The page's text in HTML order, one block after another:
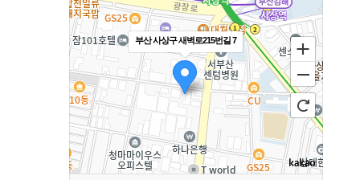
부산 사상구 새벽로215번길 7